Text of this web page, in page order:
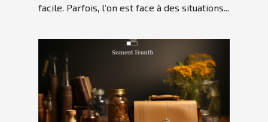
facile. Parfois, l’on est face à des situations...